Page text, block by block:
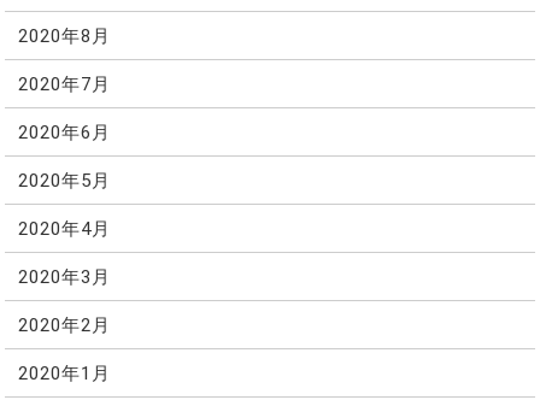
2020年8月
2020年7月
2020年6月
2020年5月
2020年4月
2020年3月
2020年2月
2020年1月